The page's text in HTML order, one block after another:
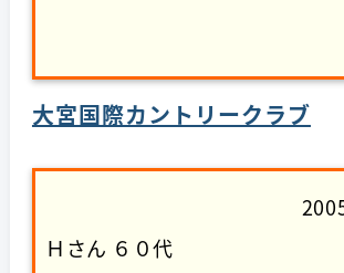
大宮国際カントリークラブ
Ｈさん ６０代